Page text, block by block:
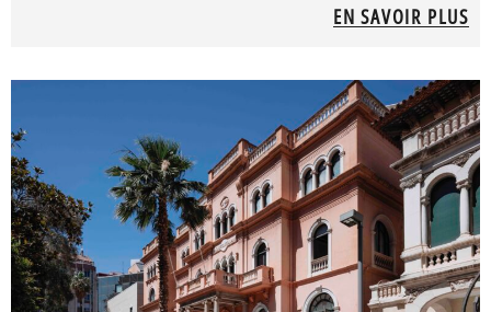
EN SAVOIR PLUS